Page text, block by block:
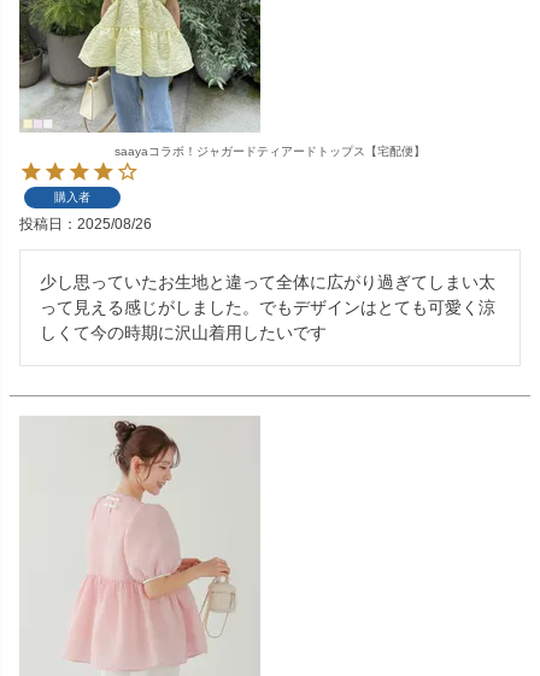
saayaコラボ！ジャガードティアードトップス【宅配便】
購入者
投稿日 2025/08/26
少し思っていたお生地と違って全体に広がり過ぎてしまい太
って見える感じがしました。でもデザインはとても可愛く涼
しくて今の時期に沢山着用したいです